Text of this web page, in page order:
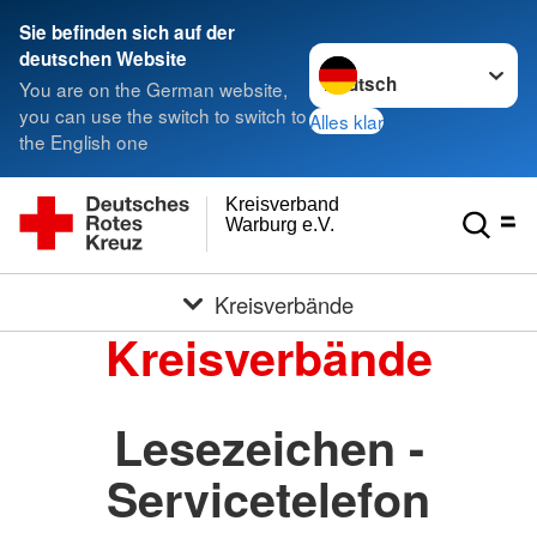
Sie befinden sich auf der
deutschen Website
You are on the German website,
you can use the switch to switch to
the English one
Sprache wechseln zu
Alles klar
Warburg e.V.
Kreisverband
Kreisverbände
Kreisverbände
Lesezeichen -
Servicetelefon